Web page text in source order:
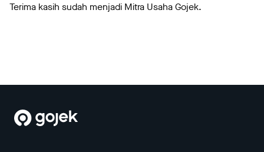
Terima kasih sudah menjadi Mitra Usaha Gojek.